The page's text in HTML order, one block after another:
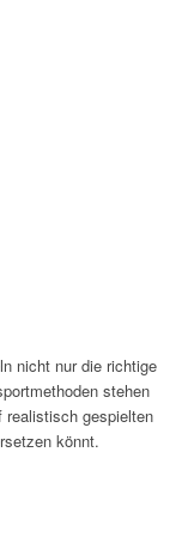
nicht nur die richtige
stehen
realistisch gespielten
könnt.